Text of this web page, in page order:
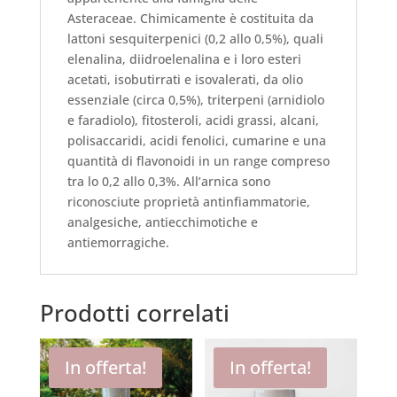
Asteraceae. Chimicamente è costituita da
lattoni sesquiterpenici (0,2 allo 0,5%), quali
elenalina, diidroelenalina e i loro esteri
acetati, isobutirrati e isovalerati, da olio
essenziale (circa 0,5%), triterpeni (arnidiolo
e faradiolo), fitosteroli, acidi grassi, alcani,
polisaccaridi, acidi fenolici, cumarine e una
quantità di flavonoidi in un range compreso
tra lo 0,2 allo 0,3%. All’arnica sono
riconosciute proprietà antinfiammatorie,
analgesiche, antiecchimotiche e
antiemorragiche.
Prodotti correlati
In offerta! In offerta!